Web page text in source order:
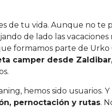
de tu vida. Aunque no te
de lado las
formamos parte de Urko
camper desde
hemos sido usuarios.
pernoctación y rutas.